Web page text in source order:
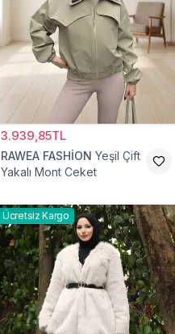
3.939,85TL
RAWEA FASHİON Yeşil Çift
Yakalı Mont Ceket
Ücretsiz Kargo